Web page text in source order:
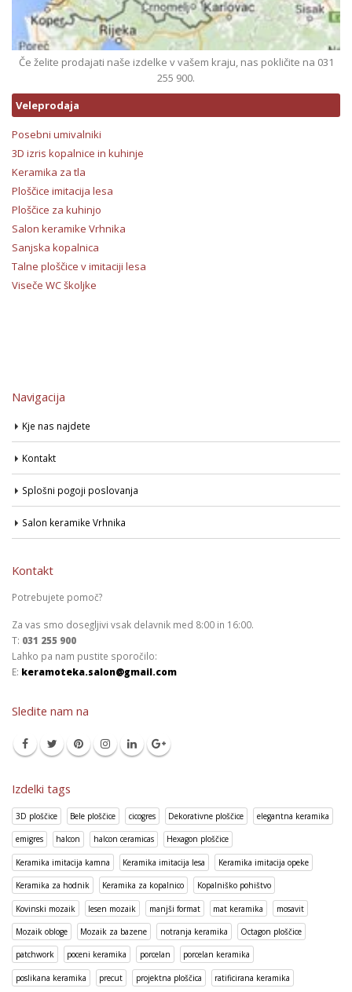
Če želite prodajati naše izdelke v vašem kraju, nas pokličite na 031
255 900.
Veleprodaja
Posebni umivalniki
3D izris kopalnice in kuhinje
Keramika za tla
Ploščice imitacija lesa
Ploščice za kuhinjo
Salon keramike Vrhnika
Sanjska kopalnica
Talne ploščice v imitaciji lesa
Viseče WC školjke
Navigacija
Kje nas najdete
Kontakt
Splošni pogoji poslovanja
Salon keramike Vrhnika
Kontakt
Potrebujete pomoč?
Za vas smo dosegljivi vsak delavnik med 8:00 in 16:00.
T: 031 255 900
Lahko pa nam pustite sporočilo:
E: keramoteka.salon@gmail.com
Sledite nam na
Izdelki tags
3D ploščice Bele ploščice cicogres Dekorativne ploščice elegantna keramika
emigres halcon halcon ceramicas Hexagon ploščice
Keramika imitacija kamna Keramika imitacija lesa Keramika imitacija opeke
Keramika za hodnik Keramika za kopalnico Kopalniško pohištvo
Kovinski mozaik lesen mozaik manjši format mat keramika mosavit
Mozaik obloge Mozaik za bazene notranja keramika Octagon ploščice
patchwork poceni keramika porcelan porcelan keramika
poslikana keramika precut projektna ploščica ratificirana keramika